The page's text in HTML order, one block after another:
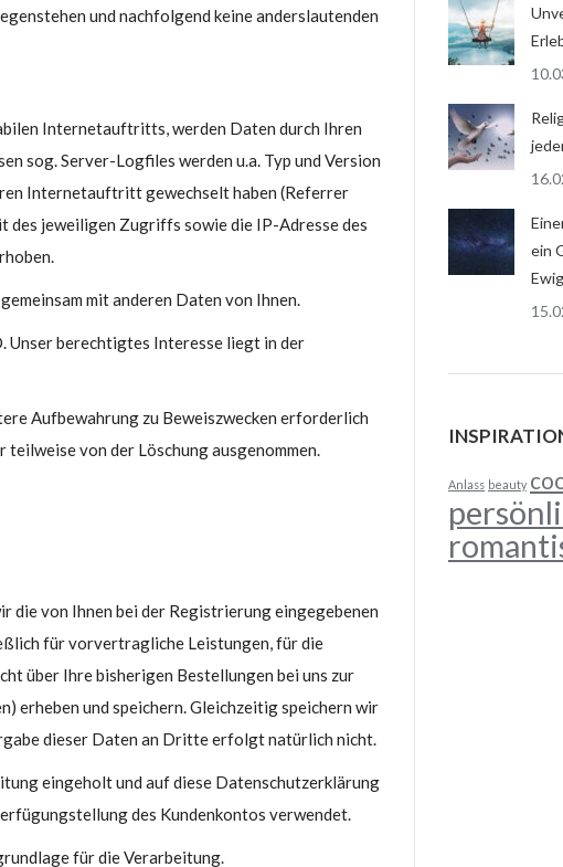
und nachfolgend keine anderslautenden
Internetauftritts, werden Daten durch Ihren
sog. Server-Logfiles werden u.a. Typ und Version
Internetauftritt gewechselt haben (Referrer
des jeweiligen Zugriffs sowie die IP-Adresse des
mit anderen Daten von Ihnen.
Unser berechtigtes Interesse liegt in der
Aufbewahrung zu Beweiszwecken erforderlich
von der Löschung ausgenommen.
die von Ihnen bei der Registrierung eingegebenen
für vorvertragliche Leistungen, für die
über Ihre bisherigen Bestellungen bei uns zur
erheben und speichern. Gleichzeitig speichern wir
dieser Daten an Dritte erfolgt natürlich nicht.
eingeholt und auf diese Datenschutzerklärung
des Kundenkontos verwendet.
für die Verarbeitung.
ein
Anlass beauty